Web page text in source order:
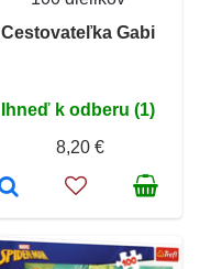
Cestovateľka Gabi
Ihneď k odberu (1)
8,20 €